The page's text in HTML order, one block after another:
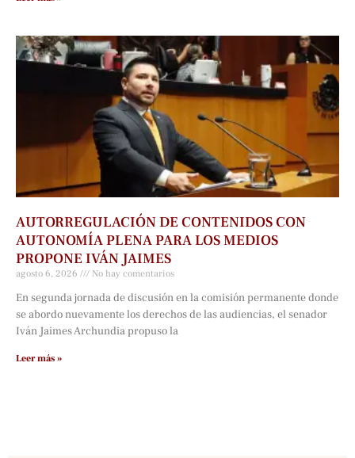
AUTORREGULACIÓN DE CONTENIDOS CON
AUTONOMÍA PLENA PARA LOS MEDIOS
PROPONE IVÁN JAIMES
agosto 6, 2026 No hay comentarios
En segunda jornada de discusión en la comisión permanente donde
se abordo nuevamente los derechos de las audiencias, el senador
Iván Jaimes Archundia propuso la
Leer más »